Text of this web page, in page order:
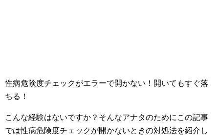
性病危険度チェックがエラーで開かない！開いてもすぐ落
ちる！
こんな経験はないですか？そんなアナタのためにこの記事
では性病危険度チェックが開かないときの対処法を紹介し